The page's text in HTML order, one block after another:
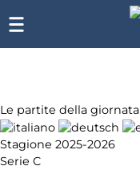
Le partite della giornata
Stagione 2025-2026
Serie C
Chi
siamo
Affiliazione